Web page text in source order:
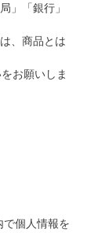
」「銀行」
、商品とは
お願いしま
で個人情報を